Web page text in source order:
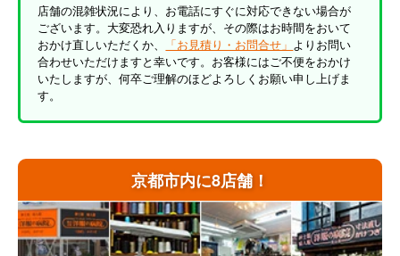
京都市内に8店舗！
店舗の混雑状況により、お電話にすぐに対応できない場合が
ございます。大変恐れ入りますが、その際はお時間をおいて
おかけ直しいただくか、
「お見積り・お問合せ」 よりお問い
合わせいただけますと幸いです。お客様にはご不便をおかけ
いたしますが、何卒ご理解のほどよろしくお願い申し上げま
す。